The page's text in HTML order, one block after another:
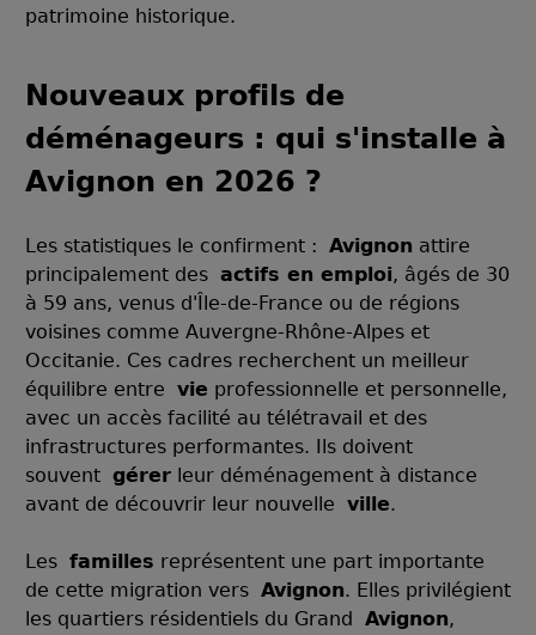
patrimoine historique.
Nouveaux profils de
déménageurs : qui s'installe à
Avignon en 2026 ?
Les statistiques le confirment : Avignon attire
principalement des actifs en emploi, âgés de 30
à 59 ans, venus d'Île-de-France ou de régions
voisines comme Auvergne-Rhône-Alpes et
Occitanie. Ces cadres recherchent un meilleur
équilibre entre vie professionnelle et personnelle,
avec un accès facilité au télétravail et des
infrastructures performantes. Ils doivent
souvent gérer leur déménagement à distance
avant de découvrir leur nouvelle ville.
Les familles représentent une part importante
de cette migration vers Avignon. Elles privilégient
les quartiers résidentiels du Grand Avignon,